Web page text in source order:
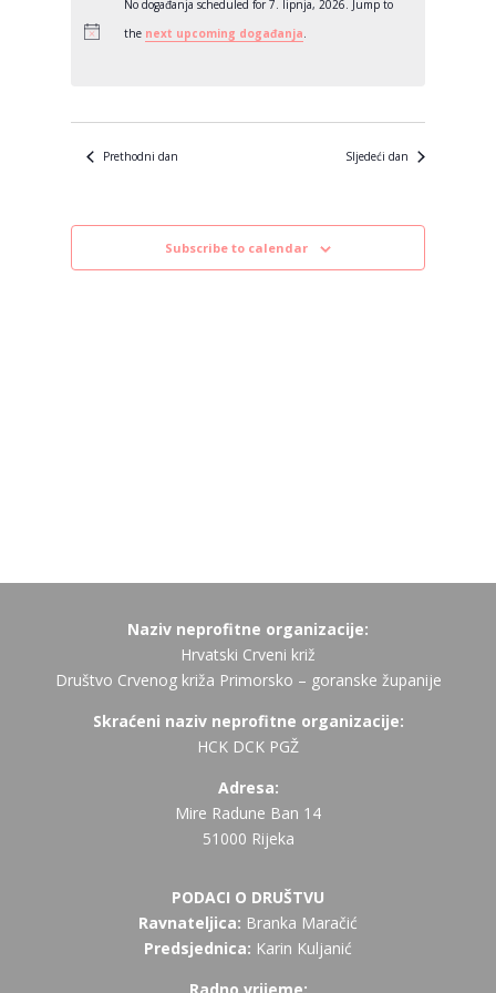
No događanja scheduled for 7. lipnja, 2026. Jump to
the next upcoming događanja.
Prethodni dan Sljedeći dan
Subscribe to calendar
Naziv neprofitne organizacije:
Hrvatski Crveni križ
Društvo Crvenog križa Primorsko – goranske županije
Skraćeni naziv neprofitne organizacije:
HCK DCK PGŽ
Adresa:
Mire Radune Ban 14
51000 Rijeka
PODACI O DRUŠTVU
Ravnateljica: Branka Maračić
Predsjednica: Karin Kuljanić